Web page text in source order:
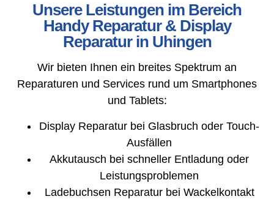
Unsere Leistungen im Bereich
Handy Reparatur & Display
Reparatur in Uhingen
Wir bieten Ihnen ein breites Spektrum an
Reparaturen und Services rund um Smartphones
und Tablets:
Display Reparatur bei Glasbruch oder Touch-
Ausfällen
Akkutausch bei schneller Entladung oder
Leistungsproblemen
Ladebuchsen Reparatur bei Wackelkontakt